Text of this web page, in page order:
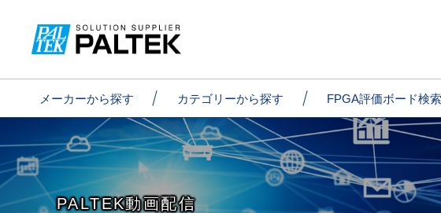
メーカーから探す カテゴリーから探す FPGA評価ボード検索
PALTEK動画配信